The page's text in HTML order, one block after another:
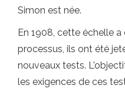
Simon est née.
En 1908, cette échelle
processus, ils ont été
nouveaux tests.
les exigences de ces